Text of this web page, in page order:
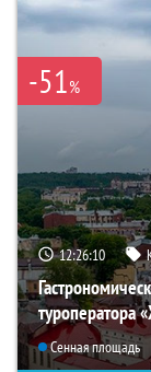
-51%
12:26:09
туроператора
Сенная площадь